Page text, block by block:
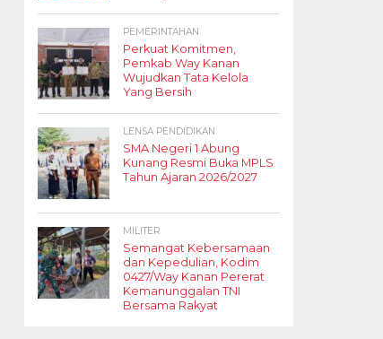
PEMERINTAHAN
Perkuat Komitmen,
Pemkab Way Kanan
Wujudkan Tata Kelola
Yang Bersih
LENSA PENDIDIKAN
SMA Negeri 1 Abung
Kunang Resmi Buka MPLS
Tahun Ajaran 2026/2027
MILITER
Semangat Kebersamaan
dan Kepedulian, Kodim
0427/Way Kanan Pererat
Kemanunggalan TNI
Bersama Rakyat